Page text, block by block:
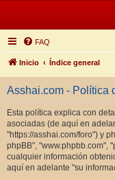
FAQ
Inicio Índice general
Asshai.com - Política
Esta política explica con
asociadas (de aquí en
"https://asshai.com/foro") y
phpBB", "www.phpbb.com",
cualquier información
aquí en adelante "su